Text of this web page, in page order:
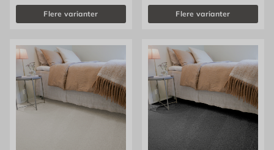
Flere varianter Flere varianter